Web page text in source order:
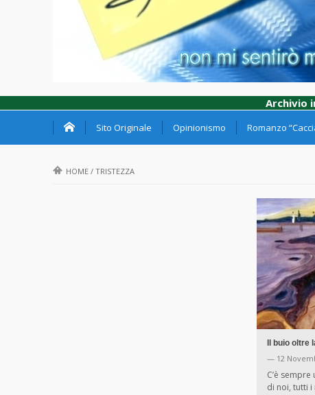
Archivio
Sito Originale Opinionismo Romanzo
HOME / TRISTEZZA
Il buio oltre
— 12
C’è
di noi, tutti